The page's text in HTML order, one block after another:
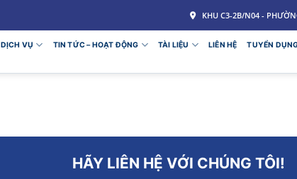
KHU C3-2B/N04 -
DỊCH VỤ TIN TỨC – HOẠT ĐỘNG TÀI LIỆU LIÊN HỆ TUYỂN
HÃY LIÊN HỆ VỚI CHÚNG TÔI!